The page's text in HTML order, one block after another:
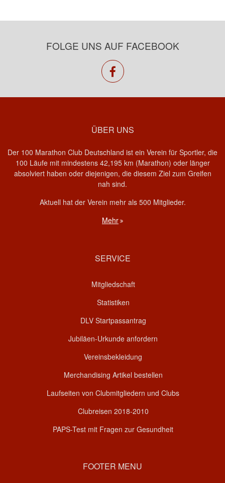
FOLGE UNS AUF FACEBOOK
facebook
ÜBER UNS
Der 100 Marathon Club Deutschland ist ein Verein für Sportler, die
100 Läufe mit mindestens 42,195 km (Marathon) oder länger
absolviert haben oder diejenigen, die diesem Ziel zum Greifen
nah sind.
Aktuell hat der Verein mehr als 500 Mitglieder.
Mehr
SERVICE
Mitgliedschaft
Statistiken
DLV Startpassantrag
Jubiläen-Urkunde anfordern
Vereinsbekleidung
Merchandising Artikel bestellen
Laufseiten von Clubmitgliedern und Clubs
Clubreisen 2018-2010
PAPS-Test mit Fragen zur Gesundheit
FOOTER MENU